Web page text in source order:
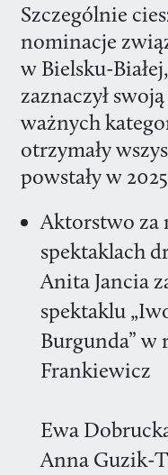
Szczególnie
nominacje
w Bielsku-
zaznaczył
ważnych
otrzymały
powstały w
Aktorstwo za
spektaklach
Anita Jancia
spektaklu
Burgunda” w
Frankiewicz
Ewa
Anna Guzik-